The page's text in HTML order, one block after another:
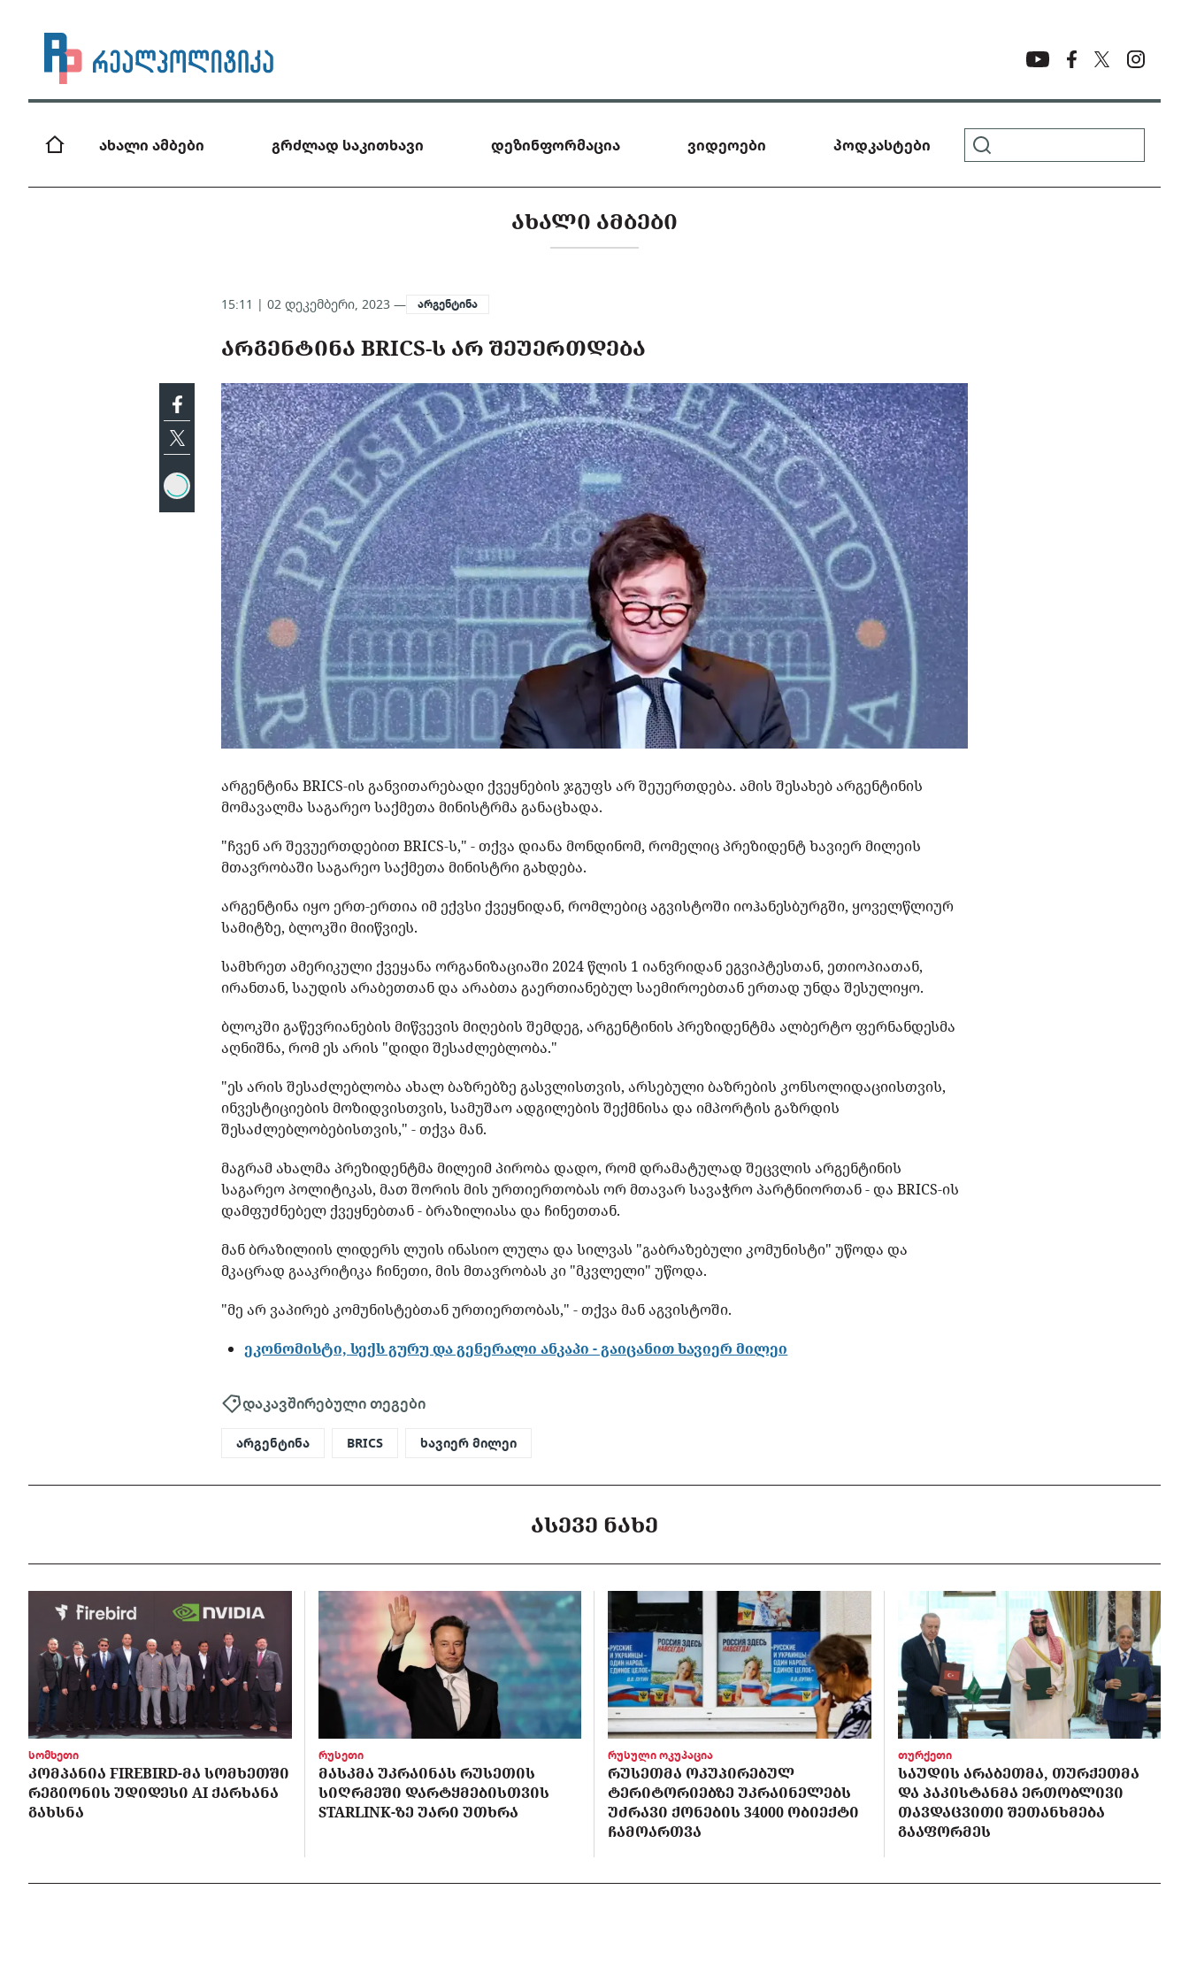
ახალი ამბები გრძლად საკითხავი დეზინფორმაცია ვიდეოები პოდკასტები
ᲐᲮᲐᲚᲘ ᲐᲛᲑᲔᲑᲘ
15:11 | 02 დეკემბერი, 2023 — არგენტინა
ᲐᲠᲒᲔᲜᲢᲘᲜᲐ BRICS-Ს ᲐᲠ ᲨᲔᲣᲔᲠᲗᲓᲔᲑᲐ
არგენტინა BRICS-ის განვითარებადი ქვეყნების ჯგუფს არ შეუერთდება. ამის შესახებ არგენტინის
მომავალმა საგარეო საქმეთა მინისტრმა განაცხადა.
"ჩვენ არ შევუერთდებით BRICS-ს," - თქვა დიანა მონდინომ, რომელიც პრეზიდენტ ხავიერ მილეის
მთავრობაში საგარეო საქმეთა მინისტრი გახდება.
არგენტინა იყო ერთ-ერთია იმ ექვსი ქვეყნიდან, რომლებიც აგვისტოში იოჰანესბურგში, ყოველწლიურ
სამიტზე, ბლოკში მიიწვიეს.
სამხრეთ ამერიკული ქვეყანა ორგანიზაციაში 2024 წლის 1 იანვრიდან ეგვიპტესთან, ეთიოპიათან,
ირანთან, საუდის არაბეთთან და არაბთა გაერთიანებულ საემიროებთან ერთად უნდა შესულიყო.
ბლოკში გაწევრიანების მიწვევის მიღების შემდეგ, არგენტინის პრეზიდენტმა ალბერტო ფერნანდესმა
აღნიშნა, რომ ეს არის "დიდი შესაძლებლობა."
"ეს არის შესაძლებლობა ახალ ბაზრებზე გასვლისთვის, არსებული ბაზრების კონსოლიდაციისთვის,
ინვესტიციების მოზიდვისთვის, სამუშაო ადგილების შექმნისა და იმპორტის გაზრდის
შესაძლებლობებისთვის," - თქვა მან.
მაგრამ ახალმა პრეზიდენტმა მილეიმ პირობა დადო, რომ დრამატულად შეცვლის არგენტინის
საგარეო პოლიტიკას, მათ შორის მის ურთიერთობას ორ მთავარ სავაჭრო პარტნიორთან - და BRICS-ის
დამფუძნებელ ქვეყნებთან - ბრაზილიასა და ჩინეთთან.
მან ბრაზილიის ლიდერს ლუის ინასიო ლულა და სილვას "გაბრაზებული კომუნისტი" უწოდა და
მკაცრად გააკრიტიკა ჩინეთი, მის მთავრობას კი "მკვლელი" უწოდა.
"მე არ ვაპირებ კომუნისტებთან ურთიერთობას," - თქვა მან აგვისტოში.
ეკონომისტი, სექს გურუ და გენერალი ანკაპი - გაიცანით ხავიერ მილეი
დაკავშირებული თეგები
არგენტინა BRICS ხავიერ მილეი
ᲐᲡᲔᲕᲔ ᲜᲐᲮᲔ
სომხეთი
ᲙᲝᲛᲞᲐᲜᲘᲐ FIREBIRD-ᲛᲐ ᲡᲝᲛᲮᲔᲗᲨᲘ
ᲠᲔᲒᲘᲝᲜᲘᲡ ᲣᲓᲘᲓᲔᲡᲘ AI ᲥᲐᲠᲮᲐᲜᲐ
ᲒᲐᲮᲡᲜᲐ
რუსეთი
ᲛᲐᲡᲙᲛᲐ ᲣᲙᲠᲐᲘᲜᲐᲡ ᲠᲣᲡᲔᲗᲘᲡ
ᲡᲘᲦᲠᲛᲔᲨᲘ ᲓᲐᲠᲢᲧᲛᲔᲑᲘᲡᲗᲕᲘᲡ
STARLINK-ᲖᲔ ᲣᲐᲠᲘ ᲣᲗᲮᲠᲐ
რუსული ოკუპაცია
ᲠᲣᲡᲔᲗᲛᲐ ᲝᲙᲣᲞᲘᲠᲔᲑᲣᲚ
ᲢᲔᲠᲘᲢᲝᲠᲘᲔᲑᲖᲔ ᲣᲙᲠᲐᲘᲜᲔᲚᲔᲑᲡ
ᲣᲫᲠᲐᲕᲘ ᲥᲝᲜᲔᲑᲘᲡ 34000 ᲝᲑᲘᲔᲥᲢᲘ
ᲩᲐᲛᲝᲐᲠᲗᲕᲐ
თურქეთი
ᲡᲐᲣᲓᲘᲡ ᲐᲠᲐᲑᲔᲗᲛᲐ, ᲗᲣᲠᲥᲔᲗᲛᲐ
ᲓᲐ ᲞᲐᲙᲘᲡᲢᲐᲜᲛᲐ ᲔᲠᲗᲝᲑᲚᲘᲕᲘ
ᲗᲐᲕᲓᲐᲪᲕᲘᲗᲘ ᲨᲔᲗᲐᲜᲮᲛᲔᲑᲐ
ᲒᲐᲐᲤᲝᲠᲛᲔᲡ